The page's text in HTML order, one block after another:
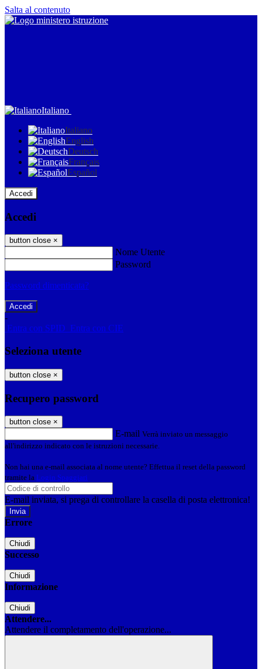
Salta al contenuto
Italiano
Italiano
English
Deutsch
Français
Español
Accedi
Accedi
button close ×
Nome Utente
Password
Password dimenticata?
-
Entra con SPID Entra con CIE
Seleziona utente
button close ×
Recupero password
button close ×
E-mail Verrà inviato un messaggio
all'indirizzo indicato con le istruzioni necessarie.
Non hai una e-mail associata al nome utente? Effettua il reset della password
tramite la Login Spaggiari
E-mail inviata, si prega di controllare la casella di posta elettronica!
Errore
Chiudi
Successo
Chiudi
Informazione
Chiudi
Attendere...
Attendere il completamento dell'operazione...